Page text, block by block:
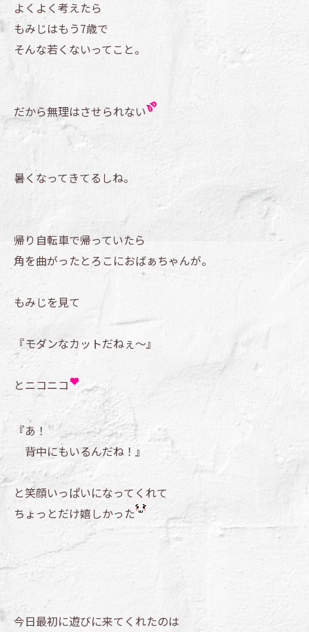
よくよく考えたら
もみじはもう7歳で
そんな若くないってこと。
だから無理はさせられない
暑くなってきてるしね。
帰り自転車で帰っていたら
角を曲がったとろこにおばぁちゃんが。
もみじを見て
『モダンなカットだねぇ～』
とニコニコ
『あ！
背中にもいるんだね！』
と笑顔いっぱいになってくれて
ちょっとだけ嬉しかった
今日最初に遊びに来てくれたのは